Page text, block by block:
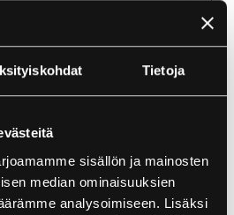
Tietoja
sisällön ja mainosten
median ominaisuuksien
analysoimiseen. Lisäksi